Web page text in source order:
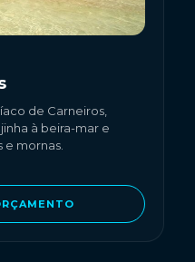
de Carneiros,
à beira-mar e
mornas.